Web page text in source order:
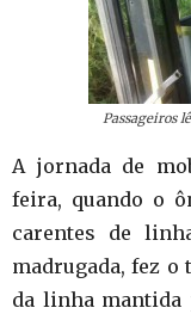
Passageiros
A jornada de
feira, quando o
carentes de
madrugada, fez
da linha mantida